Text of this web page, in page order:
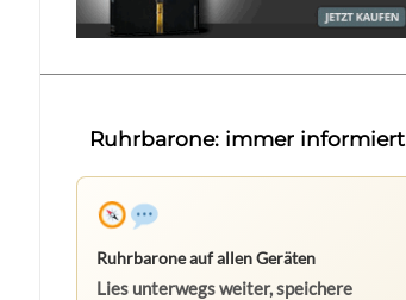
Ruhrbarone: immer informiert
Ruhrbarone auf allen Geräten
Lies unterwegs weiter, speichere